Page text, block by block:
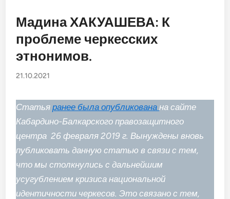
Мадина ХАКУАШЕВА: К
проблеме черкесских
этнонимов.
21.10.2021
Статьяранее была опубликованана сайте
Кабардино-Балкарского правозащитного
центра 26 февраля 2019 г. Вынуждены вновь
публиковать данную статью в связи с тем,
что мы столкнулись с дальнейшим
усугублением кризиса национальной
идентичности черкесов. Это связано с тем,